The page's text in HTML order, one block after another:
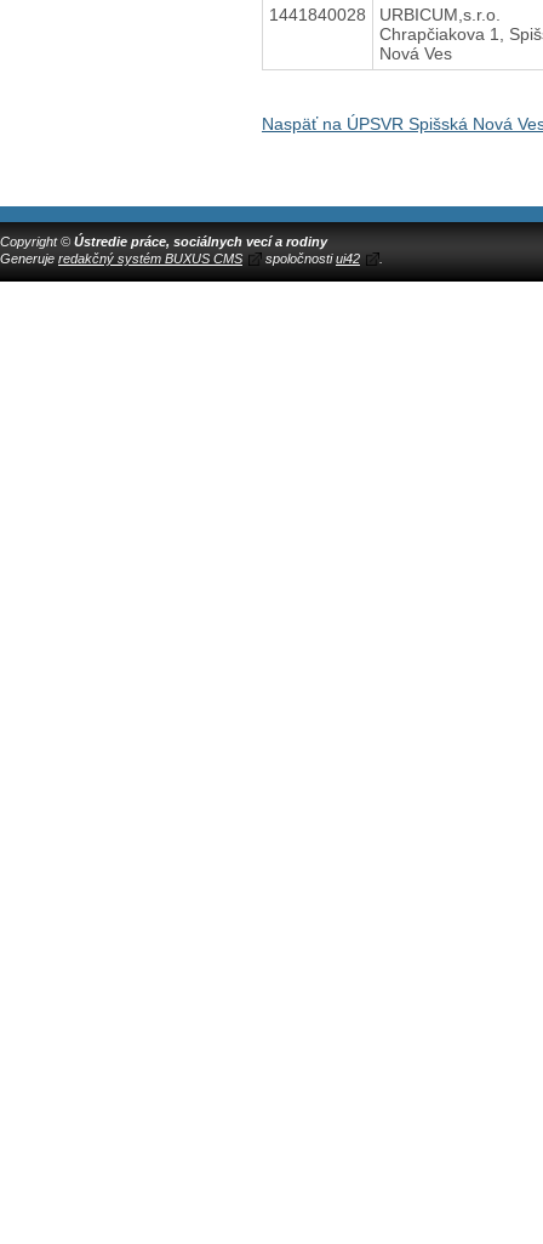
1441840028
URBICUM,s.r.o.
Chrapčiakova 1,
Nová Ves
Naspäť na ÚPSVR Spišská Nová
Copyright © Ústredie práce, sociálnych vecí a rodiny
Generuje redakčný systém BUXUS CMS spoločnostiui42